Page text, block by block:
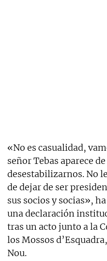
«No es casualidad,
señor Tebas aparece
desestabilizarnos. No
de dejar de ser
sus socios y socias»,
una declaración
tras un acto junto a la
los Mossos
Nou.